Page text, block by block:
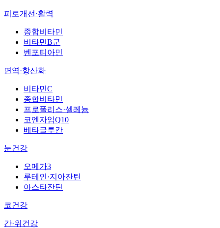
피로개선·활력
종합비타민
비타민B군
벤포티아민
면역·항산화
비타민C
종합비타민
프로폴리스·셀레늄
코엔자임Q10
베타글루칸
눈건강
오메가3
루테인·지아잔틴
아스타잔틴
코건강
간·위건강